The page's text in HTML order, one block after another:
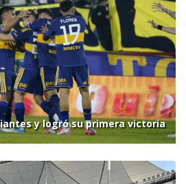
y logró su primera victoria